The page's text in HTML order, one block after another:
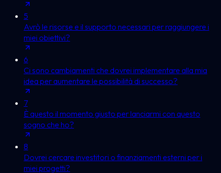
5
Avrò le risorse e il supporto necessari per raggiungere i
miei obiettivi?
6
Ci sono cambiamenti che dovrei implementare alla mia
idea per aumentare le possibilità di successo?
7
È questo il momento giusto per lanciarmi con questo
sogno che ho?
8
Dovrei cercare investitori o finanziamenti esterni per i
miei progetti?